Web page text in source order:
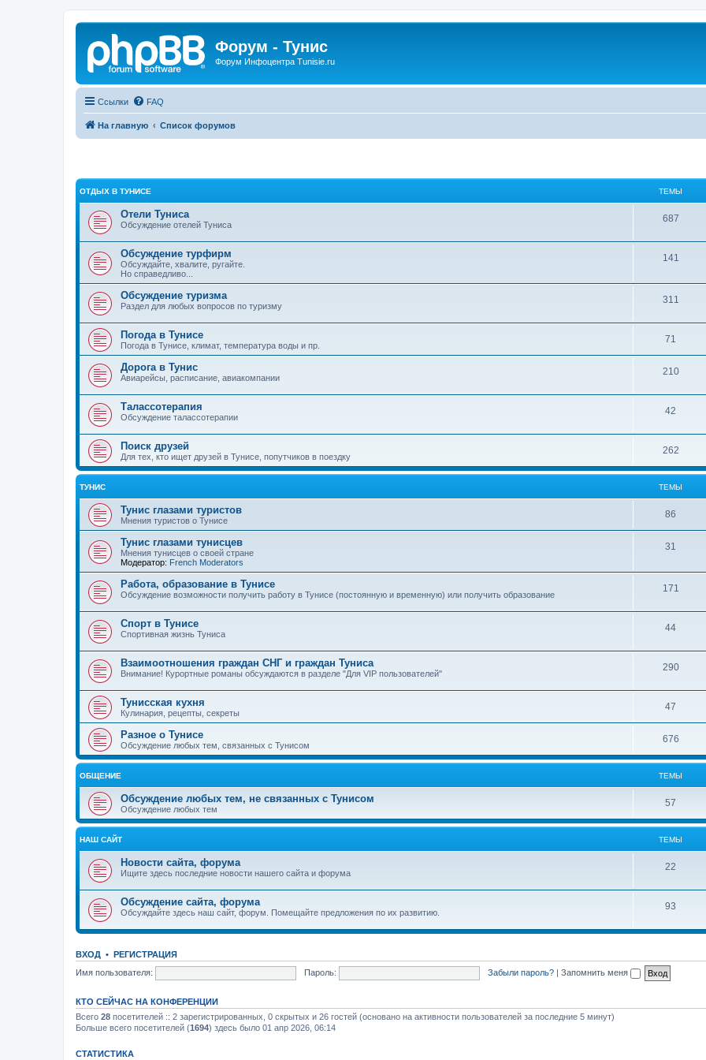
Форум - Тунис
Форум Инфоцентра Tunisie.ru
Ссылки FAQ
На главную Список форумов
ОТДЫХ В ТУНИСЕ ТЕМЫ
Отели Туниса
Обсуждение отелей Туниса
687
Обсуждение турфирм
Обсуждайте, хвалите, ругайте.
Но справедливо...
141
Обсуждение туризма
Раздел для любых вопросов по туризму
311
Погода в Тунисе
Погода в Тунисе, климат, температура воды и пр.
71
Дорога в Тунис
Авиарейсы, расписание, авиакомпании
210
Талассотерапия
Обсуждение талассотерапии
42
Поиск друзей
Для тех, кто ищет друзей в Тунисе, попутчиков в поездку
262
ТУНИС ТЕМЫ
Тунис глазами туристов
Мнения туристов о Тунисе
86
Тунис глазами тунисцев
Мнения тунисцев о своей стране
Модератор: French Moderators
31
Работа, образование в Тунисе
Обсуждение возможности получить работу в Тунисе (постоянную и временную) или получить образование
171
Спорт в Тунисе
Спортивная жизнь Туниса
44
Взаимоотношения граждан СНГ и граждан Туниса
Внимание! Курортные романы обсуждаются в разделе "Для VIP пользователей"
290
Тунисская кухня
Кулинария, рецепты, секреты
47
Разное о Тунисе
Обсуждение любых тем, связанных с Тунисом
676
ОБЩЕНИЕ ТЕМЫ
Обсуждение любых тем, не связанных с Тунисом
Обсуждение любых тем
57
НАШ САЙТ ТЕМЫ
Новости сайта, форума
Ищите здесь последние новости нашего сайта и форума
22
Обсуждение сайта, форума
Обсуждайте здесь наш сайт, форум. Помещайте предложения по их развитию.
93
ВХОД • РЕГИСТРАЦИЯ
Имя пользователя:
Пароль: Забыли пароль? | Запомнить меня
КТО СЕЙЧАС НА КОНФЕРЕНЦИИ
Всего 28 посетителей :: 2 зарегистрированных, 0 скрытых и 26 гостей (основано на активности пользователей за последние 5 минут)
Больше всего посетителей (1694) здесь было 01 апр 2026, 06:14
СТАТИСТИКА